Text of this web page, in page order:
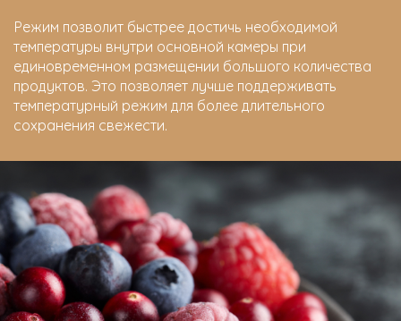
Режим позволит быстрее достичь необходимой
температуры внутри основной камеры при
единовременном размещении большого количества
продуктов. Это позволяет лучше поддерживать
температурный режим для более длительного
сохранения свежести.